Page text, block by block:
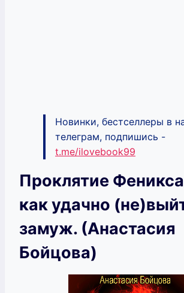
Новинки, бестселлеры в
телеграм, подпишись -
t.me/ilovebook99
Проклятие
как удачно
замуж. (Анастасия
Бойцова)